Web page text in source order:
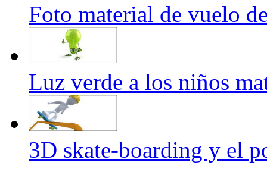
Foto material de vuelo
Luz verde a los niños
3D skate-boarding y el